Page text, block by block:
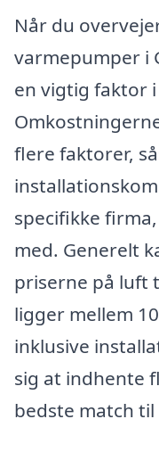
Når du
varmepumper i
en vigtig faktor
flere faktorer,
specifikke
med. Generelt
priserne på luft
ligger mellem
inklusive
sig at indhente
bedste match